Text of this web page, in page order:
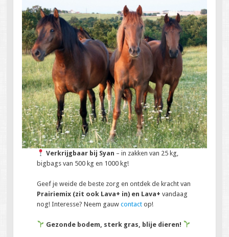
Verkrijgbaar bij Syan – in zakken van 25 kg,
bigbags van 500 kg en 1000 kg!
Geef je weide de beste zorg en ontdek de kracht van
Prairiemix (zit ook Lava+ in) en Lava+ vandaag
nog! Interesse? Neem gauwcontact op!
Gezonde bodem, sterk gras, blije dieren!